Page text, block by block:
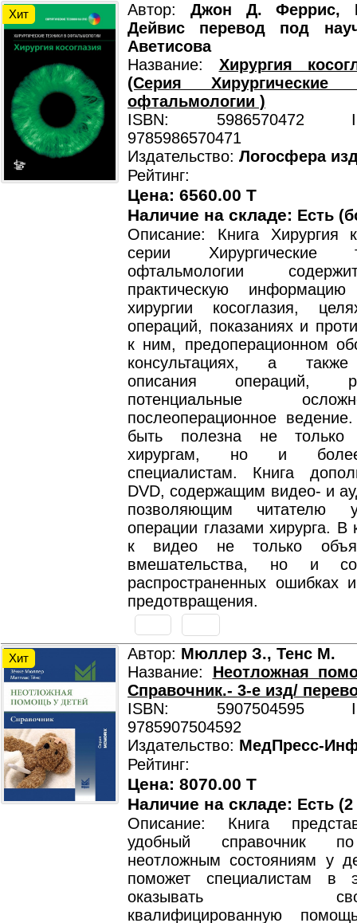
Хит Автор: Джон Д. Феррис,
Дейвис перевод под
Аветисова
Название: Хирургия
(Серия
офтальмологии )
ISBN: 5986570472
9785986570471
Издательство: Логосфера
Рейтинг:
Цена: 6560.00 T
Наличие на складе: Есть
Описание: Книга Хирургия
серии Хирургические
офтальмологии
практическую
хирургии косоглазия,
операций, показаниях и
к ним, предоперационном
консультациях, а
описания операций,
потенциальные
послеоперационное
быть полезна не только
хирургам, но и
специалистам. Книга
DVD, содержащим видео- и
позволяющим читателю
операции глазами хирурга. В
к видео не только
вмешательства, но и
распространенных ошибках
предотвращения.
Хит Автор: Мюллер З., Тенс М.
Название: Неотложная
Справочник.- 3-е изд/
ISBN: 5907504595
9785907504592
Издательство: МедПресс-
Рейтинг:
Цена: 8070.00 T
Наличие на складе: Есть
Описание: Книга
удобный справочник
неотложным состояниям у
поможет специалистам в
оказывать
квалифицированную